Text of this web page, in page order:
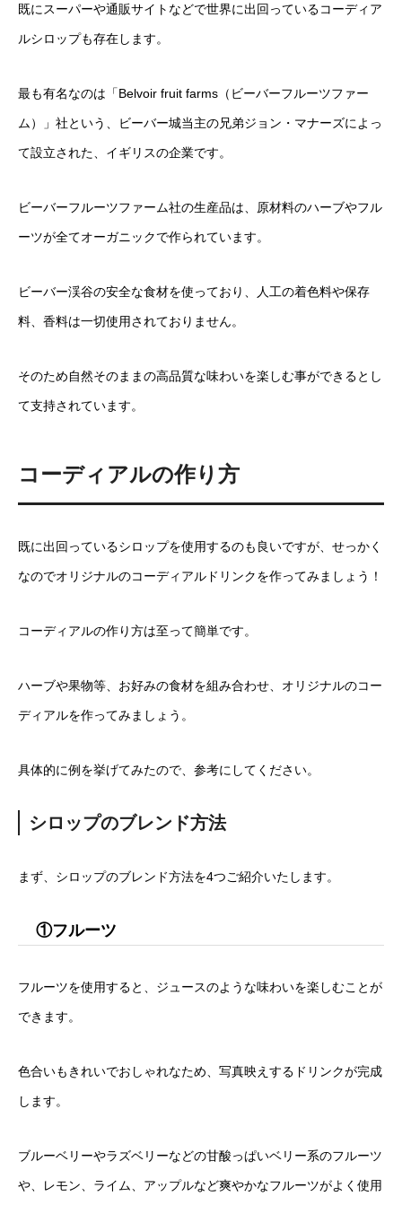
既にスーパーや通販サイトなどで世界に出回っているコーディア
ルシロップも存在します。
最も有名なのは「Belvoir fruit farms（ビーバーフルーツファー
ム）」社という、ビーバー城当主の兄弟ジョン・マナーズによっ
て設立された、イギリスの企業です。
ビーバーフルーツファーム社の生産品は、原材料のハーブやフル
ーツが全てオーガニックで作られています。
ビーバー渓谷の安全な食材を使っており、人工の着色料や保存
料、香料は一切使用されておりません。
そのため自然そのままの高品質な味わいを楽しむ事ができるとし
て支持されています。
コーディアルの作り方
既に出回っているシロップを使用するのも良いですが、せっかく
なのでオリジナルのコーディアルドリンクを作ってみましょう！
コーディアルの作り方は至って簡単です。
ハーブや果物等、お好みの食材を組み合わせ、オリジナルのコー
ディアルを作ってみましょう。
具体的に例を挙げてみたので、参考にしてください。
シロップのブレンド方法
まず、シロップのブレンド方法を4つご紹介いたします。
①フルーツ
フルーツを使用すると、ジュースのような味わいを楽しむことが
できます。
色合いもきれいでおしゃれなため、写真映えするドリンクが完成
します。
ブルーベリーやラズベリーなどの甘酸っぱいベリー系のフルーツ
や、レモン、ライム、アップルなど爽やかなフルーツがよく使用